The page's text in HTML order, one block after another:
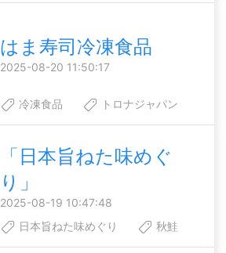
はま寿司冷凍食品
2025-08-20 11:50:17
冷凍食品 トロナジャパン
「日本旨ねた味めぐ
り」
2025-08-19 10:47:48
日本旨ねた味めぐり 秋鮭